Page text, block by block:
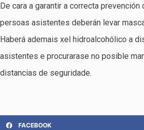
De cara a garantir a correcta
persoas asistentes deberán levar
Haberá ademais xel hidroalcohólico a
asistentes e procurarase no posible
distancias de seguridade.
FACEBOOK